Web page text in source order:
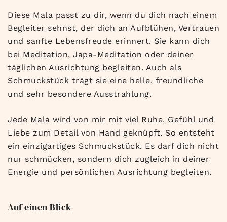
Diese Mala passt zu dir, wenn du dich nach einem
Begleiter sehnst, der dich an Aufblühen, Vertrauen
und sanfte Lebensfreude erinnert. Sie kann dich
bei Meditation, Japa-Meditation oder deiner
täglichen Ausrichtung begleiten. Auch als
Schmuckstück trägt sie eine helle, freundliche
und sehr besondere Ausstrahlung.
Jede Mala wird von mir mit viel Ruhe, Gefühl und
Liebe zum Detail von Hand geknüpft. So entsteht
ein einzigartiges Schmuckstück. Es darf dich nicht
nur schmücken, sondern dich zugleich in deiner
Energie und persönlichen Ausrichtung begleiten.
Auf einen Blick